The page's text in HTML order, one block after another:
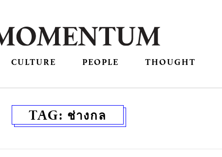
CULTURE PEOPLE THOUGHT
TAG: ช่างกล